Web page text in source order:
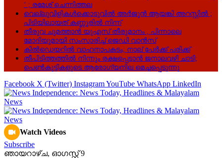
‘ ; രമേശ് ചെന്നിത്തല
വെല്ലുവിളികൾക്കൊടുവിൽ അർജുൻ ആയങ്കി അറസ്റ്റിൽ ;
പിടിയിലായത് കണ്ണൂരിൽ നിന്ന്
തീരുവ ചുമത്താൻ യുഎസ് തീരുമാനം , പിന്നാലെ
മോദിയുമായി സംസാരിച്ച് ജെഡി വാൻസ്
കിൽഡെയറിൽ വാഹനാപകടം; നാല് പേർക്ക് പരിക്ക്
തീപിടിത്തത്തിൽ നിന്നും രക്ഷപ്പെടാൻ ജനാലവഴി ചാടി;
പെൺകുട്ടികളുടെ ആരോഗ്യനില മെച്ചപ്പെടുന്നു
Facebook X (Twitter) InstagramYouTube WhatsApp LinkedIn
Watch Videos
Subscribe
ഞായറാഴ്‌ച, ഓഗസ്റ്റ്‌ 9